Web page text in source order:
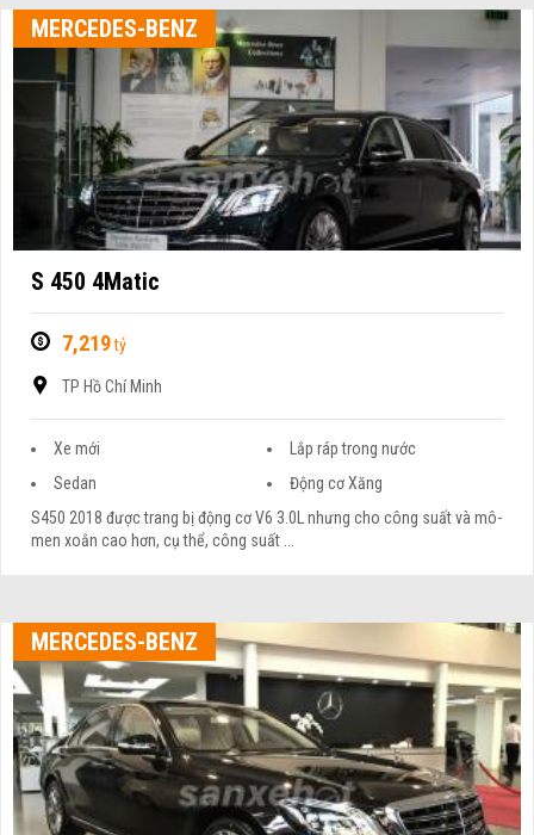
MERCEDES-BENZ
S 450 4Matic
7,219tỷ
TP Hồ Chí Minh
Xe mới
Lắp ráp trong nước
Sedan
Động cơ Xăng
S450 2018 được trang bị động cơ V6 3.0L nhưng cho công suất và mô-
men xoắn cao hơn, cụ thể, công suất ...
MERCEDES-BENZ